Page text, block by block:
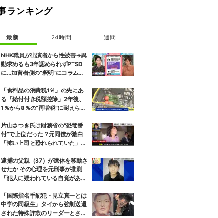
ランキング
最新 24時間 週間
NHK職員が出演者から性被害→異
動求めるも3年認められずPTSD
に…加害者側の“釈明”にコラムニ
織体制の問題点も指摘
「食料品の消費税1％」の先にあ
る「給付付き税額控除」2年後、
1％から8％の“再増税”に耐えられ
形で中低所得層をカバーする」
片山さつき氏は財務省の“恐竜番
付”で上位だった？元同僚が激白
「怖い上司と恐れられていた」
逮捕の父親（37）が遺体を移動さ
せたか その心理を元刑事が推測
「犯人に疑われている自覚があっ
「国際指名手配犯・見立真一とは
中学の同級生」タイから強制送還
された特殊詐欺のリーダーとされ